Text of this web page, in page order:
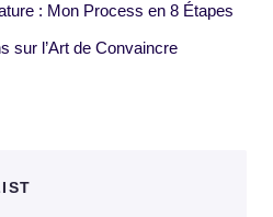
: Mon Process en 8 Étapes
sur l’Art de Convaincre